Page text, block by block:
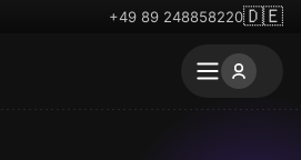
+49 89 248858220🇩🇪